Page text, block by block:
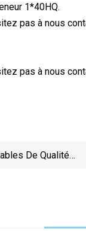
1*40HQ.
pas à nous
pas à nous
De Qualité